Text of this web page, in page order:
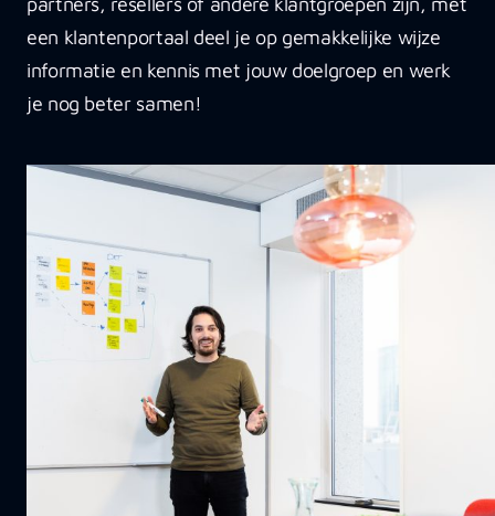
een klantenportaal deel je op gemakkelijke wijze
informatie en kennis met jouw doelgroep en werk
je nog beter samen!